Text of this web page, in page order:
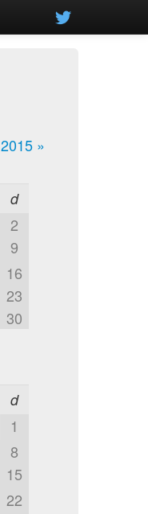
2015 »
d
2
9
16
23
30
d
1
8
15
22